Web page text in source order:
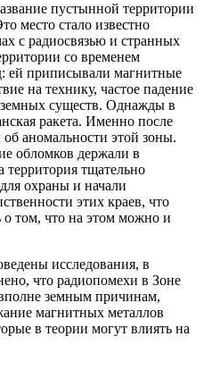
пустынной территории
место стало известно
с радиосвязью и странных
со временем
ей приписывали магнитные
на технику, частое падение
существ. Однажды в
ракета. Именно после
аномальности этой зоны.
обломков держали в
тщательно
охраны и начали
этих краев, что
том, что на этом можно и
исследования, в
что радиопомехи в Зоне
земным причинам,
магнитных металлов
в теории могут влиять на